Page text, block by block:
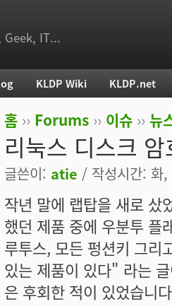
Geek, IT...
현재 위치
홈 ›› Forums ›› 이슈 ›› 뉴
리눅스 디스크
글쓴이: atie / 작성시간:
작년 말에 랩탑을 새로 샀
했던 제품 중에 우분투 플
루투스, 모든 펑션키 그리
있는 제품이 있다" 라는
은 후회한 적이 있었습니
KLDP Wiki KLDP.net